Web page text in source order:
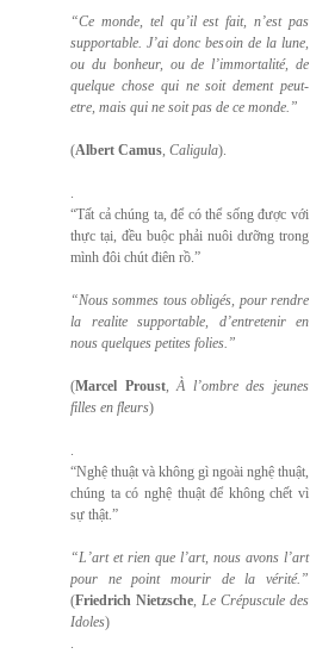
“Ce monde, tel qu’il est fait, n’est pas
supportable. J’ai donc besoin de la lune,
ou du bonheur, ou de l’immortalité, de
quelque chose qui ne soit dement peut-
etre, mais qui ne soit pas de ce monde.”
(Albert Camus, Caligula).
.
“Tất cả chúng ta, để có thể sống được với
thực tại, đều buộc phải nuôi dưỡng trong
mình đôi chút điên rồ.”
“Nous sommes tous obligés, pour rendre
la realite supportable, d’entretenir en
nous quelques petites folies.”
(Marcel Proust,À l’ombre des jeunes
filles en fleurs)
.
“Nghệ thuật và không gì ngoài nghệ thuật,
chúng ta có nghệ thuật để không chết vì
sự thật.”
“L’art et rien que l’art, nous avons l’art
pour ne point mourir de la vérité.”
(Friedrich Nietzsche, Le Crépuscule des
Idoles)
.